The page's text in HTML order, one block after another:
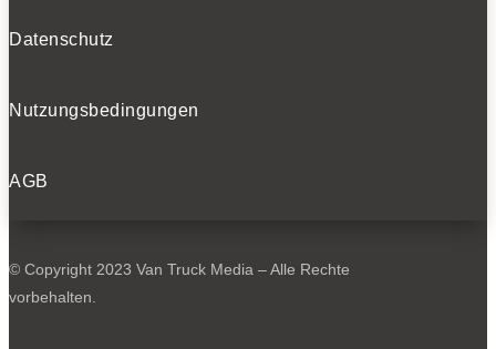
Datenschutz
Nutzungsbedingungen
AGB
© Copyright 2023 Van Truck Media – Alle Rechte
vorbehalten.